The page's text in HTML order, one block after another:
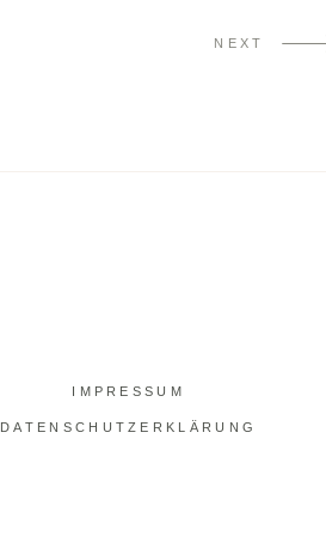
NEXT
IMPRESSUM
DATENSCHUTZERKLÄRUNG